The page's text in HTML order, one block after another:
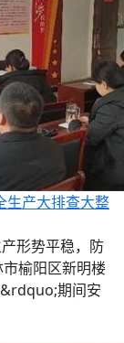
生产大排查大整
形势平稳，防
榆阳区新明楼
期间安